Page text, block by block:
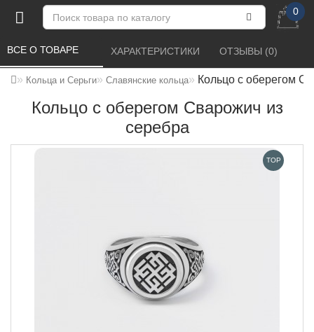
0
Кольца и Серьги Славянские кольца Кольцо с оберегом
Кольцо с оберегом Сварожич из
серебра
ВСЕ О ТОВАРЕ ХАРАКТЕРИСТИКИ ОТЗЫВЫ (0)
TOP